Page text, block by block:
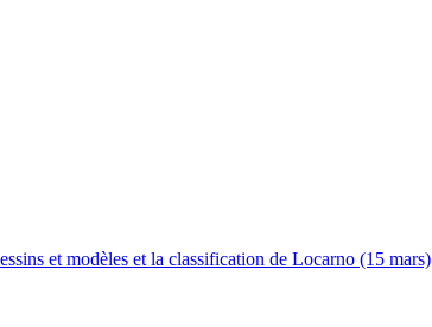
et modèles et la classification de Locarno (15 mars)